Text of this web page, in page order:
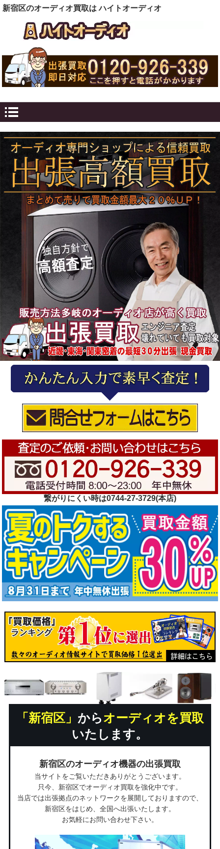
新宿区のオーディオ買取は ハイトオーディオ
繋がりにくい時は0744-27-3729(本店)
「新宿区」 からオーディオを買取
いたします。
新宿区のオーディオ機器の出張買取
当サイトをご覧いただきありがとうございます。
只今、新宿区でオーディオ買取を強化中です。
当店では出張拠点のネットワークを展開しておりますので、
新宿区をはじめ、全国へ出張いたします。
お気軽にお問い合わせ下さい。